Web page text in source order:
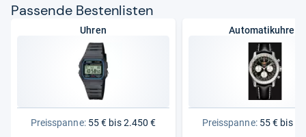
Pas­sende Bes­ten­lis­ten
Uhren
Preisspanne:55 € bis 2.450 €
Automatikuhren
Preisspanne:55 € bis